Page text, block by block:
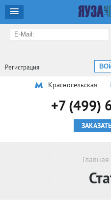
Регистрация
Красносельская
+7 (499)
Главная